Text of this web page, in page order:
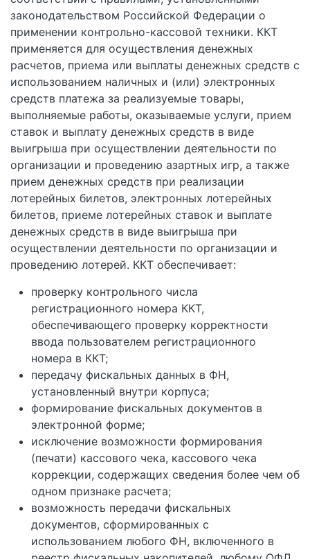
законодательством Российской Федерации о
применении контрольно-кассовой техники. ККТ
применяется для осуществления денежных
расчетов, приема или выплаты денежных средств с
использованием наличных и (или) электронных
средств платежа за реализуемые товары,
выполняемые работы, оказываемые услуги, прием
ставок и выплату денежных средств в виде
выигрыша при осуществлении деятельности по
организации и проведению азартных игр, а также
прием денежных средств при реализации
лотерейных билетов, электронных лотерейных
билетов, приеме лотерейных ставок и выплате
денежных средств в виде выигрыша при
осуществлении деятельности по организации и
проведению лотерей. ККТ обеспечивает:
проверку контрольного числа
регистрационного номера ККТ,
обеспечивающего проверку корректности
ввода пользователем регистрационного
номера в ККТ;
передачу фискальных данных в ФН,
установленный внутри корпуса;
формирование фискальных документов в
электронной форме;
исключение возможности формирования
(печати) кассового чека, кассового чека
коррекции, содержащих сведения более чем об
одном признаке расчета;
возможность передачи фискальных
документов, сформированных с
использованием любого ФН, включенного в